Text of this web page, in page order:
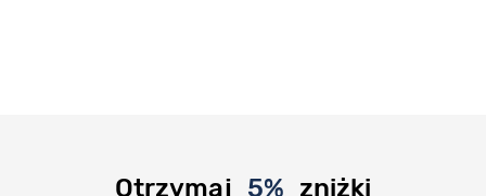
Otrzymaj 5% zniżki